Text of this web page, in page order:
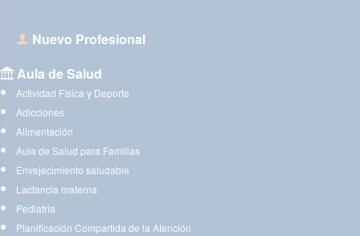
Nuevo Profesional
Aula de Salud
Actividad Física y Deporte
Adicciones
Alimentación
Aula de Salud para Familias
Envejecimiento saludable
Lactancia materna
Pediatría
Planificación Compartida de la Atención